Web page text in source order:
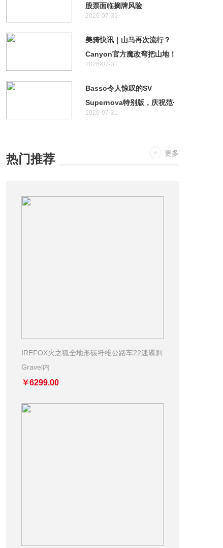
股票面临摘牌风险
2026-07-31
美骑快讯｜山马再次流行？
Canyon官方魔改弯把山地！
特斯拉首款两轮车居然不是电
2026-07-31
Basso令人惊叹的SV
Supernova特别版，庆祝范·
阿维马特奥运金牌十周年
2026-07-31
热门推荐 更多
IREFOX火之狐全地形碳纤维公路车22速碟刹
Gravel内
￥6299.00